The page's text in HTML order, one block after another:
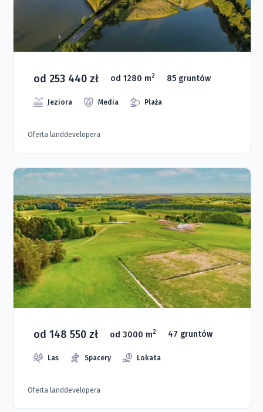
od 253 440 zł od 1280 m2 85 gruntów
Jeziora Media Plaża
Oferta landdevelopera
od 148 550 zł od 3000 m2 47 gruntów
Las Spacery Lokata
Oferta landdevelopera